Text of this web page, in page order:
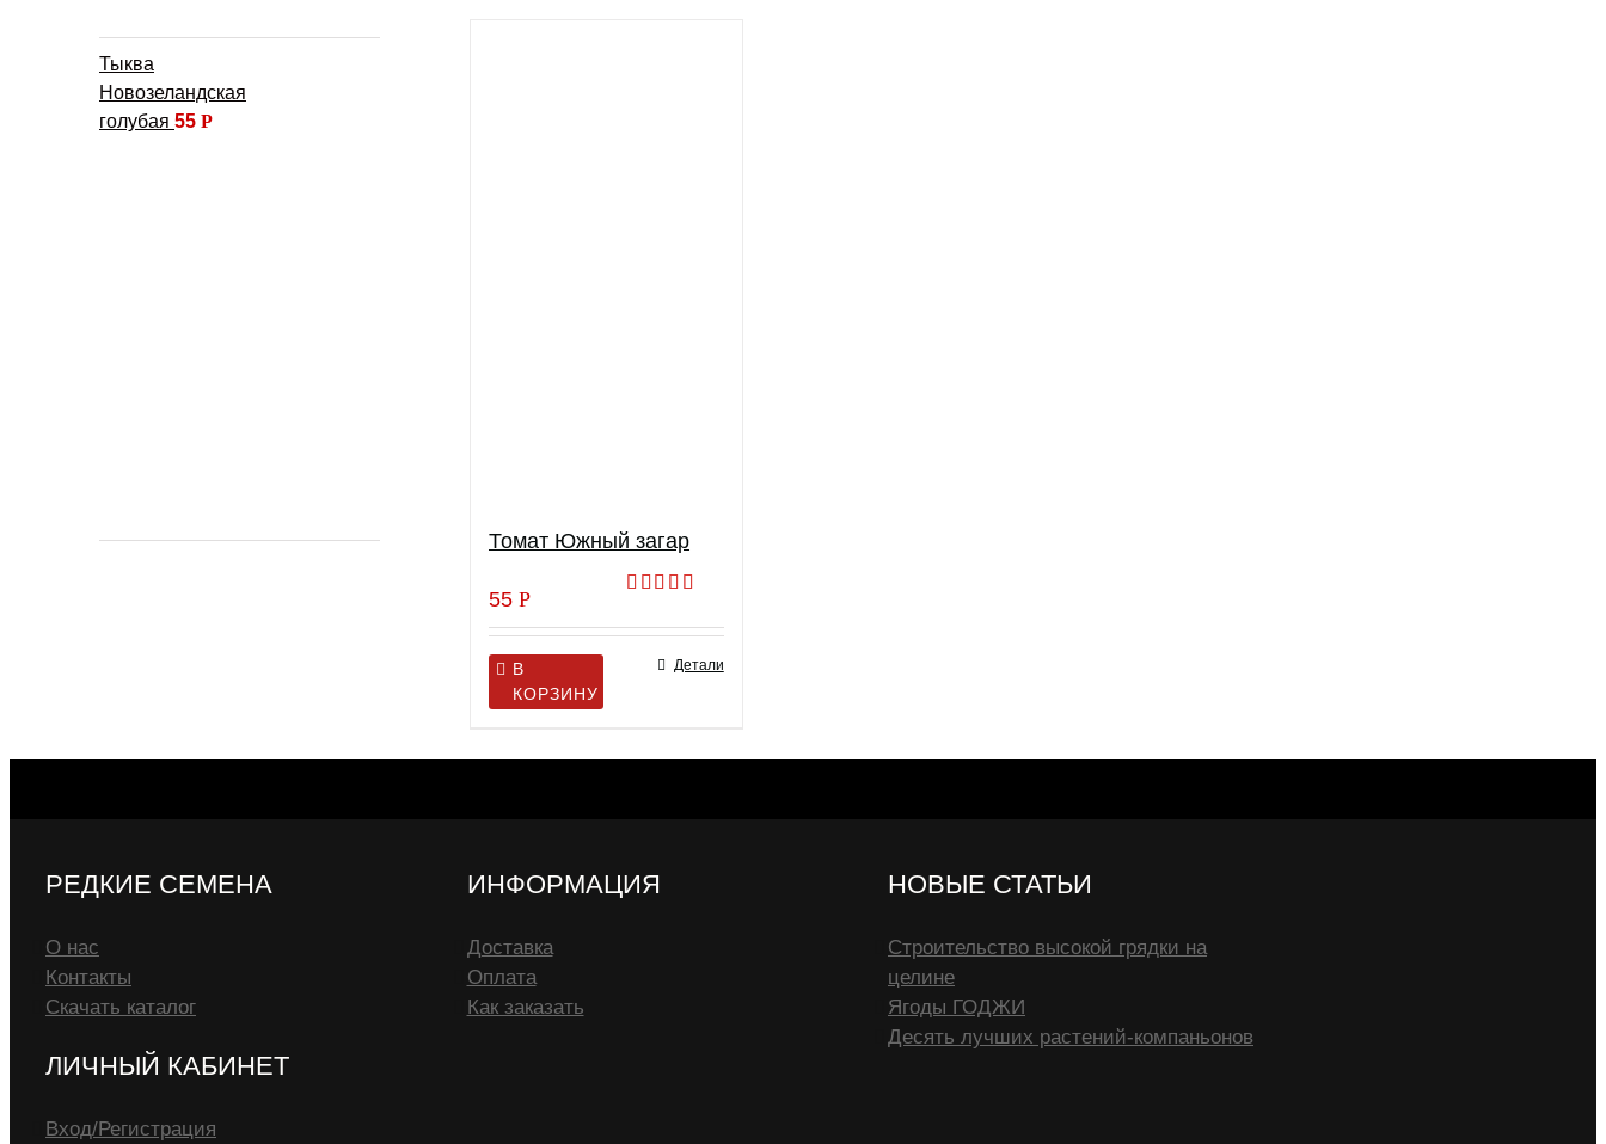
Томат Южный загар
5.00из 5
55Р
В
КОРЗИНУ
Детали
Тыква
Новозеландская
голубая 55 Р
РЕДКИЕ СЕМЕНА
О нас
Контакты
Скачать каталог
ИНФОРМАЦИЯ
Доставка
Оплата
Как заказать
НОВЫЕ СТАТЬИ
Строительство высокой грядки на
целине
Ягоды ГОДЖИ
Десять лучших растений-компаньонов
ЛИЧНЫЙ КАБИНЕТ
Вход/Регистрация